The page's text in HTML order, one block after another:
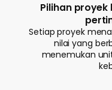
Pilihan
Setiap proyek
nilai yang
menemukan